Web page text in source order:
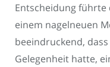
Entscheidung führte
einem nagelneuen
beeindruckend,
Gelegenheit hatte,